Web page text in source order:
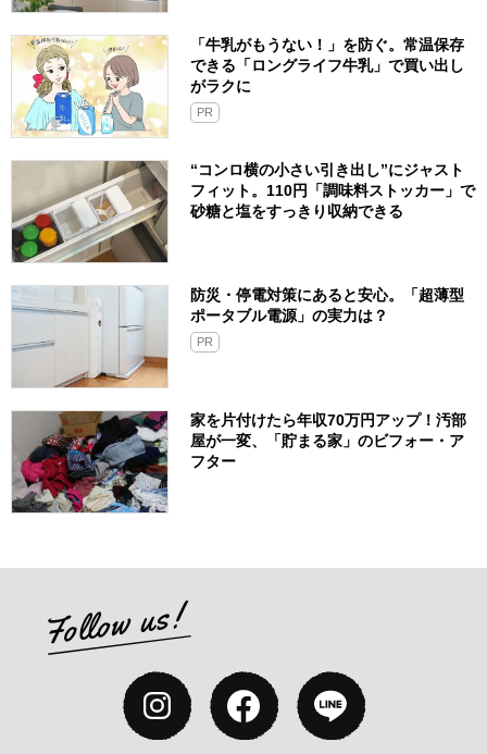
「牛乳がもうない！」を防ぐ。常温保存
できる「ロングライフ牛乳」で買い出し
がラクに
PR
“コンロ横の小さい引き出し”にジャスト
フィット。110円「調味料ストッカー」で
砂糖と塩をすっきり収納できる
防災・停電対策にあると安心。「超薄型
ポータブル電源」の実力は？​
PR
家を片付けたら年収70万円アップ！汚部
屋が一変、「貯まる家」のビフォー・ア
フター